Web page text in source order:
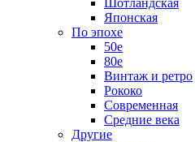
Шотландская
Японская
По эпохе
50е
80е
Винтаж и ретро
Рококо
Современная
Средние века
Другие